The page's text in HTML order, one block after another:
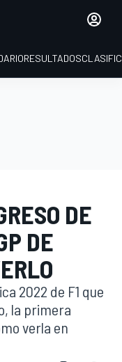
RESULTADOS
DE
DE
2022 de F1 que
la primera
verla en